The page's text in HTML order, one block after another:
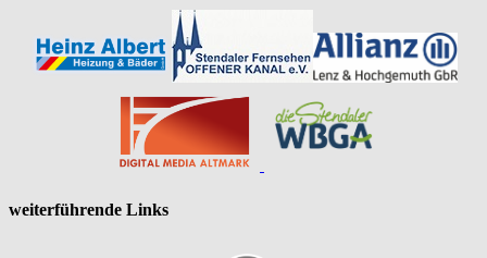
weiterführende Links